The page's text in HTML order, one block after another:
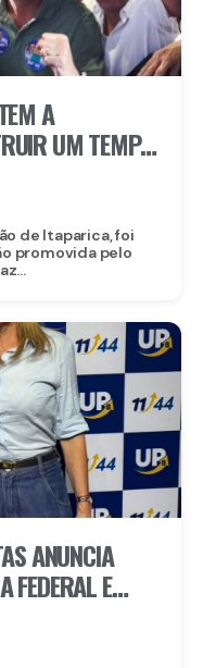
A
UM TEMPO
de Itaparica, foi
promovida pelo
ANUNCIA
FEDERAL E